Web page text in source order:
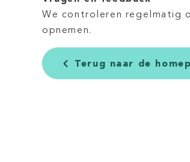
We controleren regelmatig
opnemen.
Terug naar de